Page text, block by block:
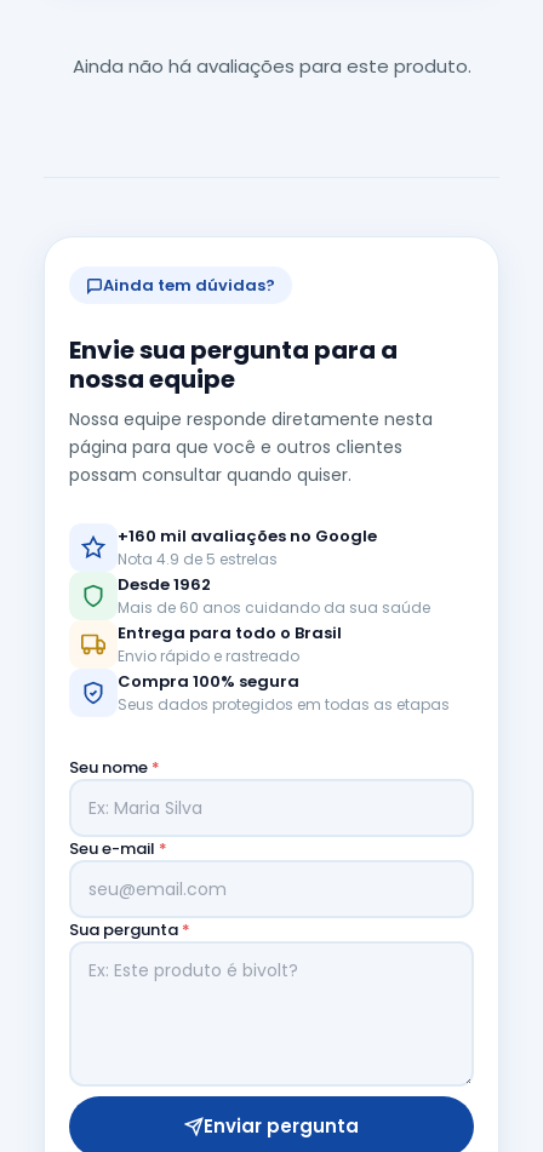
Ainda não há avaliações para este produto.
Ainda tem dúvidas?
Envie sua pergunta para a
nossa equipe
Nossa equipe responde diretamente nesta
página para que você e outros clientes
possam consultar quando quiser.
+160 mil avaliações no Google
Nota 4.9 de 5 estrelas
Desde 1962
Mais de 60 anos cuidando da sua saúde
Entrega para todo o Brasil
Envio rápido e rastreado
Compra 100% segura
Seus dados protegidos em todas as etapas
Seu nome *
Seu e-mail *
Sua pergunta *
Enviar pergunta